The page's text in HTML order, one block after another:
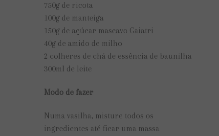
750g de ricota
100g de manteiga
150g de açúcar mascavo Gaiatri
40g de amido de milho
2 colheres de chá de essência de baunilha
300ml de leite
Modo de fazer
Numa vasilha, misture todos os
ingredientes até ficar uma massa